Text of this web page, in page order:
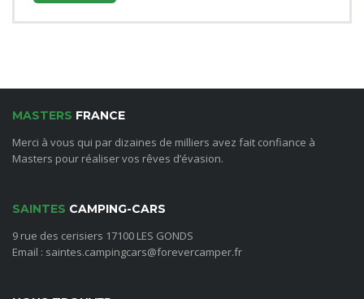
MASTERS FRANCE
Merci à vous qui par dizaines de milliers avez fait confiance à
Masters pour réaliser vos rêves d’évasion.
SAINTES CAMPING-CARS
9 rue des cerisiers 17100 LES GONDS
Email : saintes.campingcars@forevercamper.fr